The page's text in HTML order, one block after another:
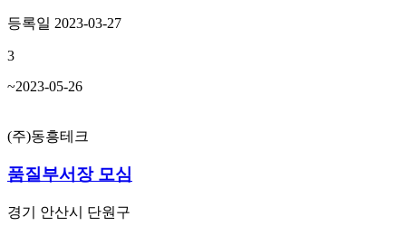
등록일 2023-03-27
3
~2023-05-26
(주)동흥테크
품질부서장 모심
경기 안산시 단원구